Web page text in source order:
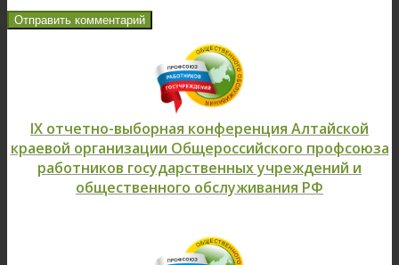
IX отчетно-выборная конференция Алтайской
краевой организации Общероссийского профсоюза
работников государственных учреждений и
общественного обслуживания РФ